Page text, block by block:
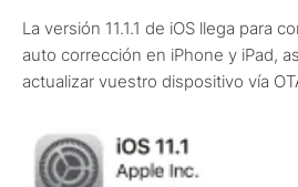
La versión 11.1.1 de iOS llega para
auto corrección en iPhone y iPad,
actualizar vuestro dispositivo vía